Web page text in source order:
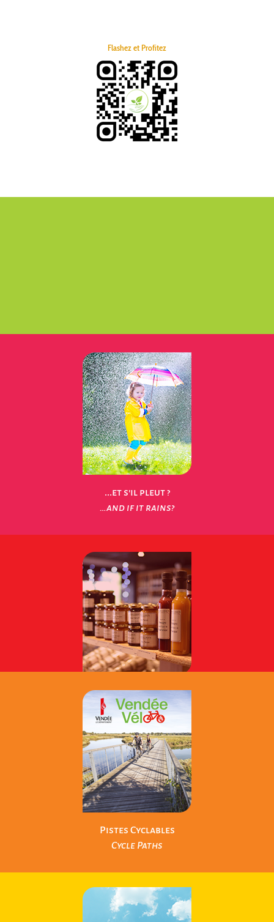
Flashez et Profitez
Loisirs Sensations
Leisures Sensations
...et s'il pleut ?
…and if it rains?
Produits Locaux
Local Products
Pistes Cyclables
Cycle Paths